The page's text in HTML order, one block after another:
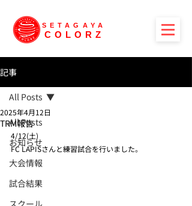
SETAGAYA
COLORZ
記事
All Posts
お知らせ
大会情報
試合結果
スクール
All Posts
TRM報告
2025年4月12日
4/12(土)
FC LAPISさんと練習試合を行いました。